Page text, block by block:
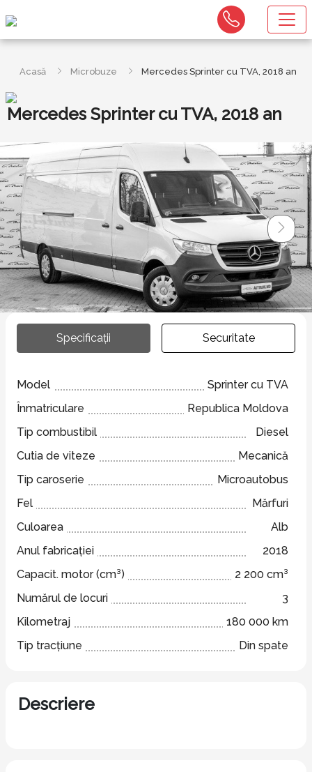
Acasă Microbuze Mercedes Sprinter cu TVA, 2018 an
Mercedes Sprinter cu TVA, 2018 an
Specificații Securitate
Model
Sprinter cu TVA
Înmatriculare
Republica Moldova
Tip combustibil
Diesel
Cutia de viteze
Mecanică
Tip caroserie
Microautobus
Fel
Mărfuri
Culoarea
Alb
Anul fabricației
2018
Capacit. motor (cm³)
2 200 cm³
Numărul de locuri
3
Kilometraj
180 000 km
Tip tracțiune
Din spate
Descriere